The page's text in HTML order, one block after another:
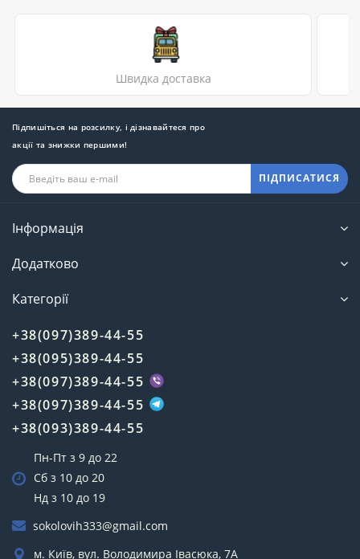
Швидка доставка
Підпишіться на розсилку, і дізнавайтеся про
акції та знижки першими!
ПІДПИСАТИСЯ
Інформація
Додатково
Категорії
+38(097)389-44-55
+38(095)389-44-55
+38(097)389-44-55
+38(097)389-44-55
+38(093)389-44-55
Пн-Пт з 9 до 22
Сб з 10 до 20
Нд з 10 до 19
sokolovih333@gmail.com
м. Київ, вул. Володимира Івасюка, 7А